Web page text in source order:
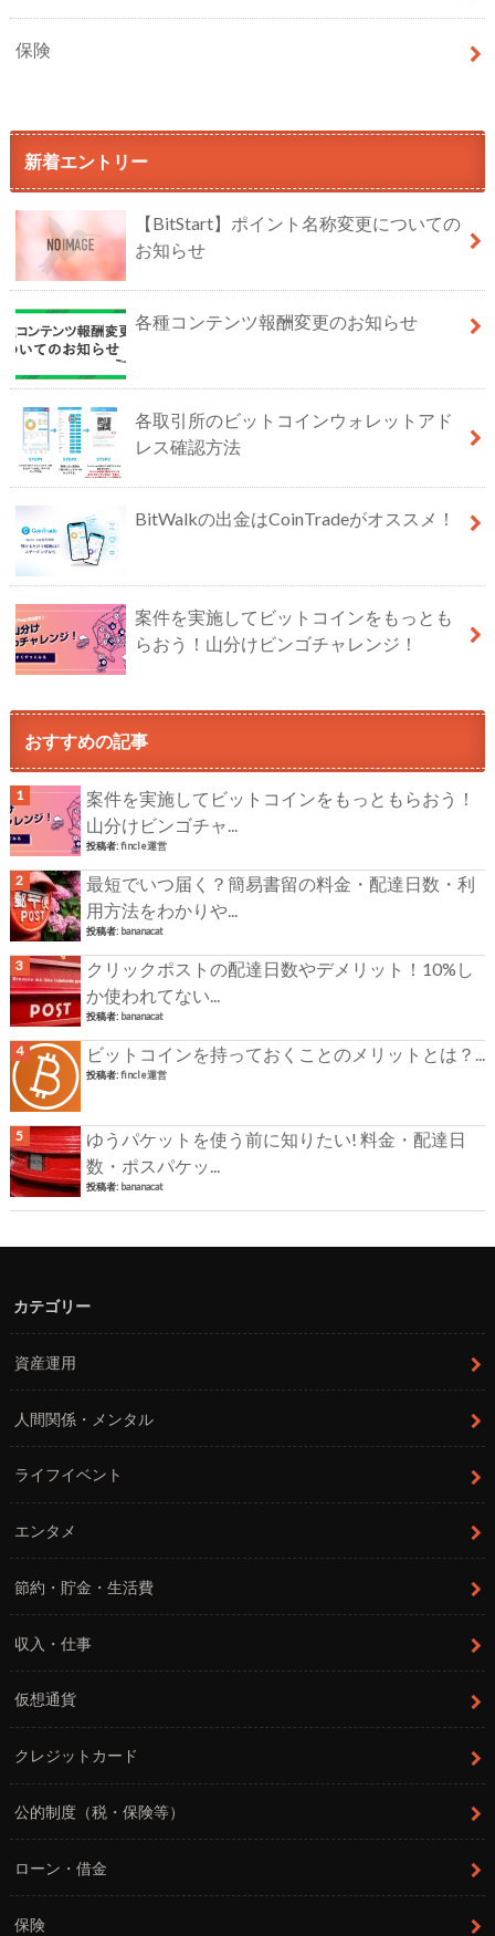
保険
新着エントリー
【BitStart】ポイント名称変更についての
お知らせ
各種コンテンツ報酬変更のお知らせ
各取引所のビットコインウォレットアド
レス確認方法
BitWalkの出金はCoinTradeがオススメ！
案件を実施してビットコインをもっとも
らおう！山分けビンゴチャレンジ！
おすすめの記事
案件を実施してビットコインをもっともらおう！
山分けビンゴチャ...
投稿者:fincle運営
最短でいつ届く？簡易書留の料金・配達日数・利
用方法をわかりや...
投稿者: bananacat
クリックポストの配達日数やデメリット！10%し
か使われてない...
投稿者: bananacat
ビットコインを持っておくことのメリットとは？...
投稿者:fincle運営
ゆうパケットを使う前に知りたい! 料金・配達日
数・ポスパケッ...
投稿者: bananacat
カテゴリー
資産運用
人間関係・メンタル
ライフイベント
エンタメ
節約・貯金・生活費
収入・仕事
仮想通貨
クレジットカード
公的制度（税・保険等）
ローン・借金
保険